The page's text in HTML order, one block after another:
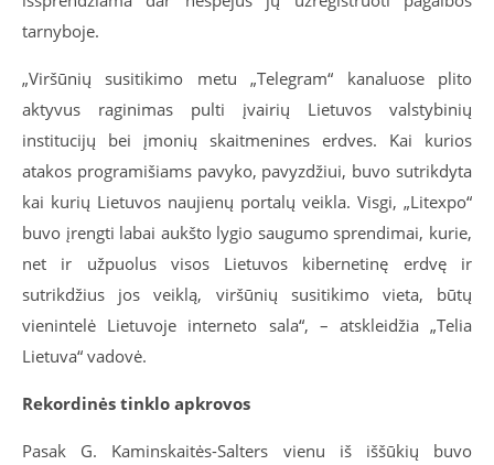
tarnyboje.
„Viršūnių susitikimo metu „Telegram“ kanaluose plito
aktyvus raginimas pulti įvairių Lietuvos valstybinių
institucijų bei įmonių skaitmenines erdves. Kai kurios
atakos programišiams pavyko, pavyzdžiui, buvo sutrikdyta
kai kurių Lietuvos naujienų portalų veikla. Visgi, „Litexpo“
buvo įrengti labai aukšto lygio saugumo sprendimai, kurie,
net ir užpuolus visos Lietuvos kibernetinę erdvę ir
sutrikdžius jos veiklą, viršūnių susitikimo vieta, būtų
vienintelė Lietuvoje interneto sala“, – atskleidžia „Telia
Lietuva“ vadovė.
Rekordinės tinklo apkrovos
Pasak G. Kaminskaitės-Salters vienu iš iššūkių buvo